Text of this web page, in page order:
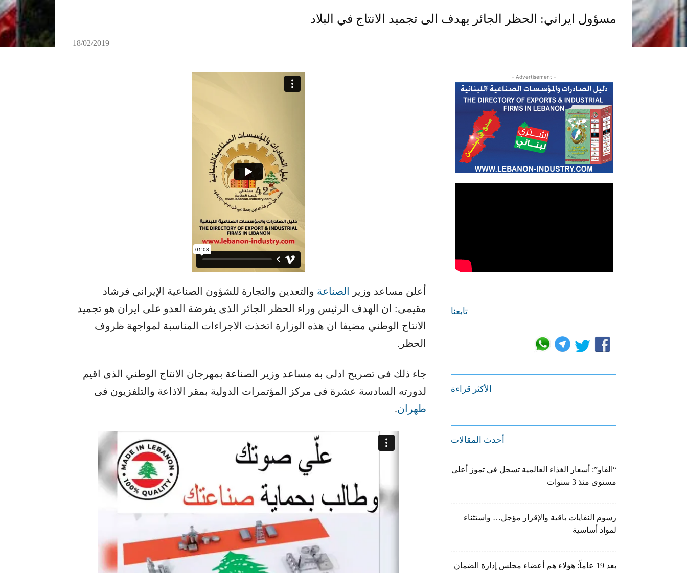
مسؤول ايراني: الحظر الجائر یهدف الى تجمید الانتاج في البلاد
18/02/2019
أعلن مساعد وزیر ​ الصناعة ​ والتعدین والتجارة للشؤون الصناعیة الإيراني فرشاد
مقیمی: ان الهدف الرئیس وراء الحظر الجائر الذی یفرضة العدو على ایران هو تجمید
الانتاج الوطني مضیفا ان هذه الوزارة اتخذت الاجراءات المناسبة لمواجهة ظروف
الحظر.
جاء ذلك فی تصریح ادلى به مساعد وزیر الصناعة بمهرجان الانتاج الوطني الذی اقیم
لدورته السادسة عشرة فی مركز المؤتمرات الدولیة بمقر الاذاعة والتلفزیون فی ​
طهران​.
- Advertisement -
تابعنا
الأكثر قراءة
أحدث المقالات
“الفاو”: أسعار الغذاء العالمية تسجل في تموز أعلى
مستوى منذ 3 سنوات
رسوم النفايات باقية والإقرار مؤجل… واستثناء
لمواد أساسية
بعد 19 عاماً: هؤلاء هم أعضاء مجلس إدارة الضمان